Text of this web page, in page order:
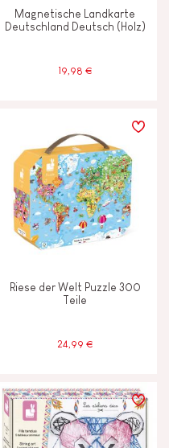
Magnetische Landkarte
Deutschland Deutsch (Holz)
19,98 €
Riese der Welt Puzzle 300
Teile
24,99 €